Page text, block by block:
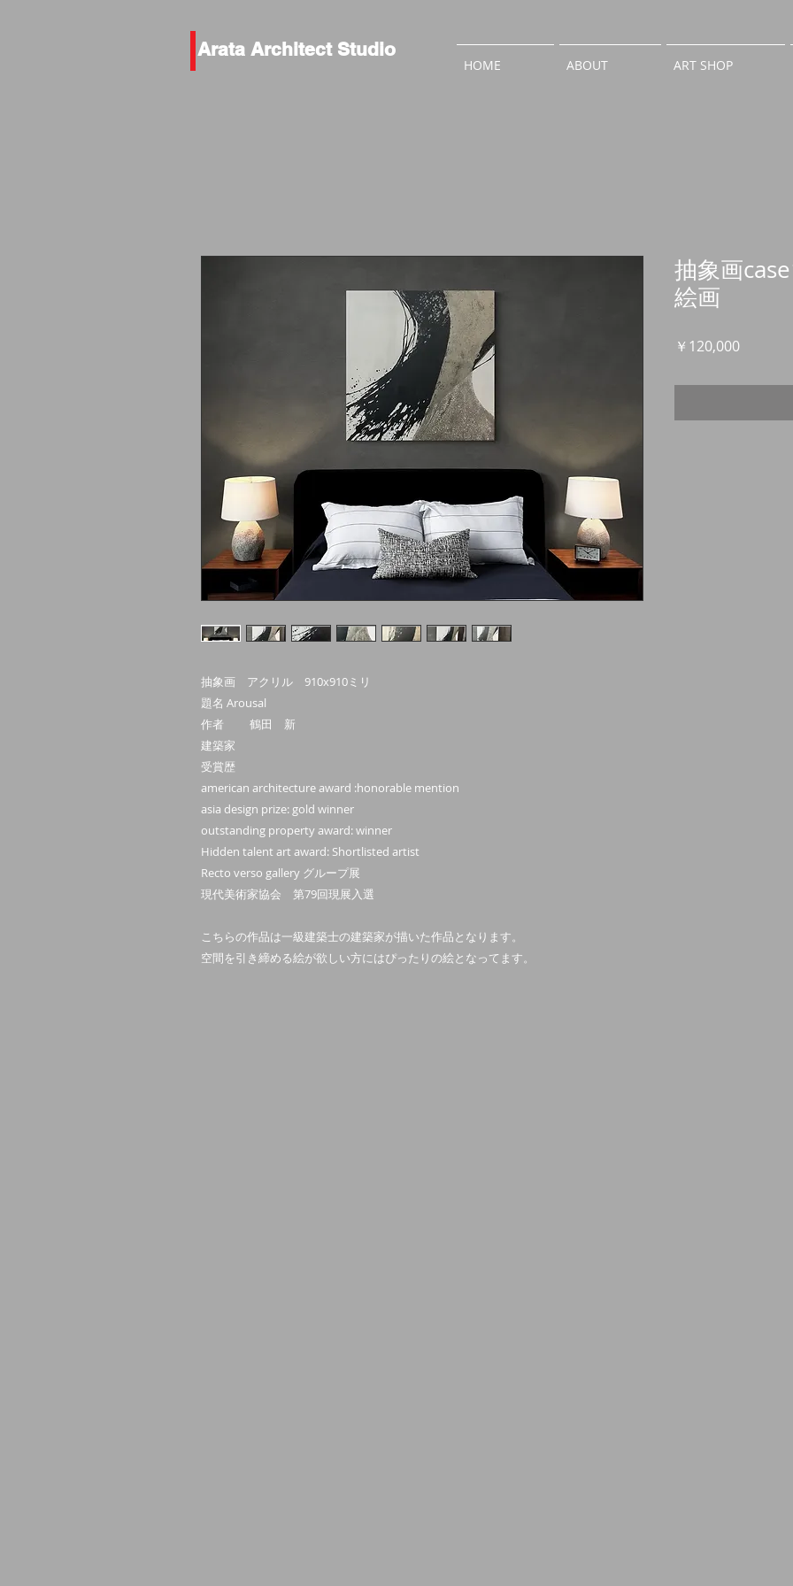
Arata Architect Studio
HOME ABOUT ART SHOP
抽象画 アクリル 910x910ミリ
題名 Arousal
作者 鶴田 新
建築家
受賞歴
american architecture award :honorable mention
asia design prize: gold winner
outstanding property award: winner
Hidden talent art award: Shortlisted artist
Recto verso gallery グループ展
現代美術家協会 第79回現展入選
こちらの作品は一級建築士の建築家が描いた作品となります。
空間を引き締める絵が欲しい方にはぴったりの絵となってます。
抽象画
絵画
￥120,000価